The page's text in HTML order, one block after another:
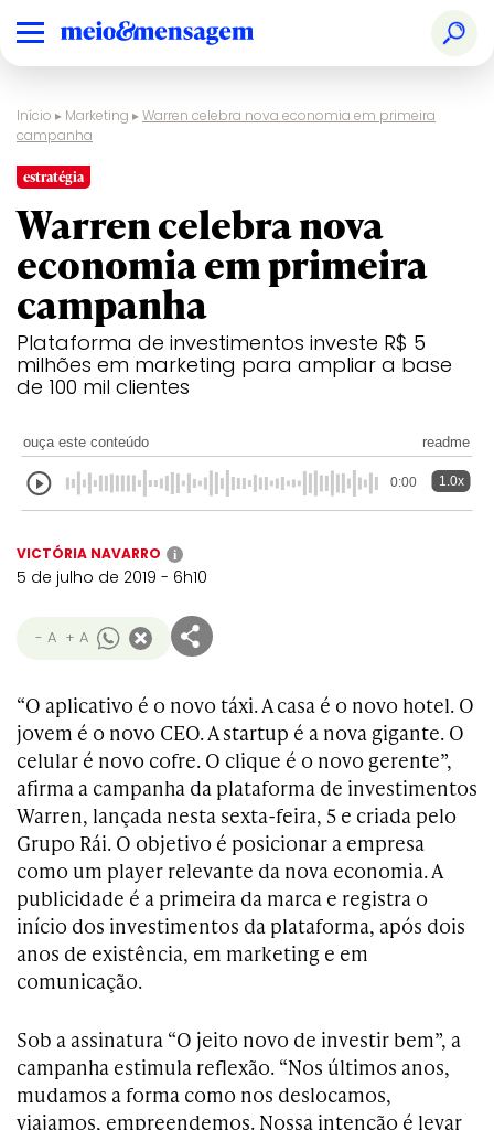
Início ▸ Marketing ▸Warren celebra nova economia em primeira
campanha
estratégia
Warren celebra nova
economia em primeira
campanha
Plataforma de investimentos investe R$ 5
milhões em marketing para ampliar a base
de 100 mil clientes
ouça este conteúdo readme
0:00 1.0x
VICTÓRIA NAVARRO i
5 de julho de 2019 - 6h10
- A + A
“O aplicativo é o novo táxi. A casa é o novo hotel. O
jovem é o novo CEO. A startup é a nova gigante. O
celular é novo cofre. O clique é o novo gerente”,
afirma a campanha da plataforma de investimentos
Warren, lançada nesta sexta-feira, 5 e criada pelo
Grupo Rái. O objetivo é posicionar a empresa
como um player relevante da nova economia. A
publicidade é a primeira da marca e registra o
início dos investimentos da plataforma, após dois
anos de existência, em marketing e em
comunicação.
Sob a assinatura “O jeito novo de investir bem”, a
campanha estimula reflexão. “Nos últimos anos,
mudamos a forma como nos deslocamos,
viajamos, empreendemos. Nossa intenção é levar